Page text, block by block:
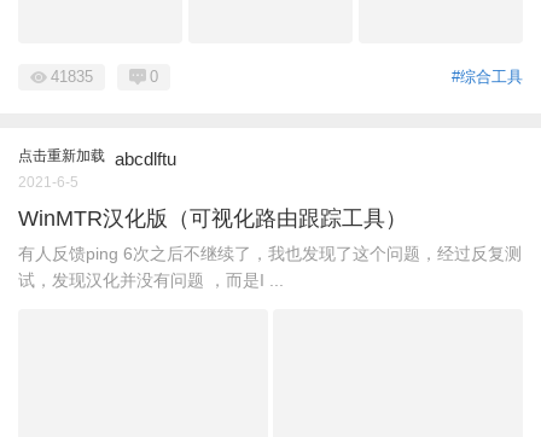
#综合工具
41835 0
点击重新加载 abcdlftu
2021-6-5
WinMTR汉化版（可视化路由跟踪工具）
有人反馈ping 6次之后不继续了，我也发现了这个问题，经过反复测
试，发现汉化并没有问题 ，而是I ...